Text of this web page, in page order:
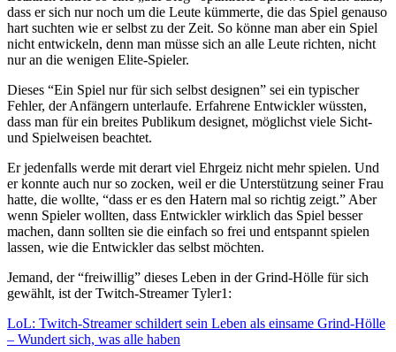
dass er sich nur noch um die Leute kümmerte, die das Spiel genauso
hart suchten wie er selbst zu der Zeit. So könne man aber ein Spiel
nicht entwickeln, denn man müsse sich an alle Leute richten, nicht
nur an die wenigen Elite-Spieler.
Dieses “Ein Spiel nur für sich selbst designen” sei ein typischer
Fehler, der Anfängern unterlaufe. Erfahrene Entwickler wüssten,
dass man für ein breites Publikum designet, möglichst viele Sicht-
und Spielweisen beachtet.
Er jedenfalls werde mit derart viel Ehrgeiz nicht mehr spielen. Und
er konnte auch nur so zocken, weil er die Unterstützung seiner Frau
hatte, die wollte, “dass er es den Hatern mal so richtig zeigt.” Aber
wenn Spieler wollten, dass Entwickler wirklich das Spiel besser
machen, dann sollten sie die einfach so frei und entspannt spielen
lassen, wie die Entwickler das selbst möchten.
Jemand, der “freiwillig” dieses Leben in der Grind-Hölle für sich
gewählt, ist der Twitch-Streamer Tyler1:
LoL: Twitch-Streamer schildert sein Leben als einsame Grind-Hölle
– Wundert sich, was alle haben